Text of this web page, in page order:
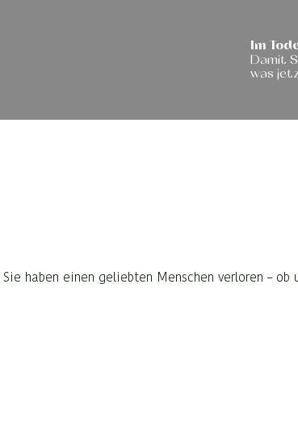
Im
Damit
was
Sie haben einen geliebten Menschen verloren –